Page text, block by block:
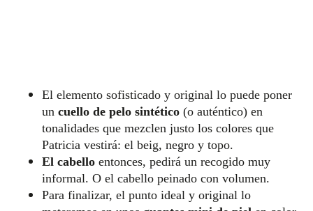
El elemento sofisticado y original lo puede poner
un cuello de pelo sintético (o auténtico) en
tonalidades que mezclen justo los colores que
Patricia vestirá: el beig, negro y topo.
El cabello entonces, pedirá un recogido muy
informal. O el cabello peinado con volumen.
Para finalizar, el punto ideal y original lo